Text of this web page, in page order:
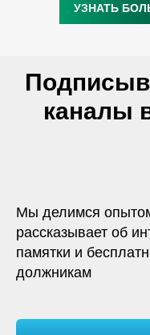
УЗНАТЬ
каналы
Мы делимся
рассказывает об
памятки и
должникам